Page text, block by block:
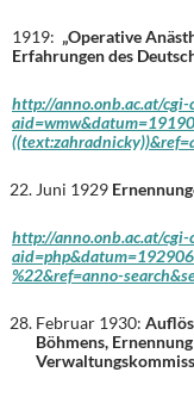
1919: „Operative
Erfahrungen des
http://anno.onb.ac.at/
Juni 1929
http://anno.onb.ac.at/
%22&ref=anno-
Februar 1930:
Böhmens,